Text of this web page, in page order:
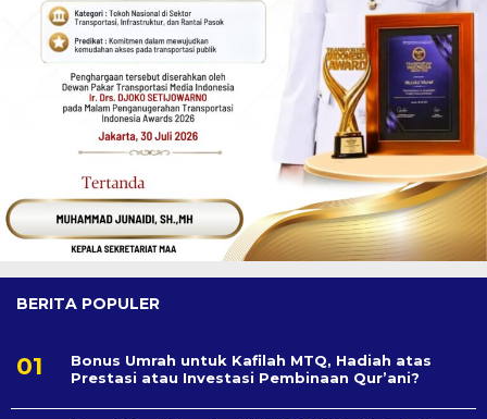
BERITA POPULER
Bonus Umrah untuk Kafilah MTQ, Hadiah atas
Prestasi atau Investasi Pembinaan Qur’ani?